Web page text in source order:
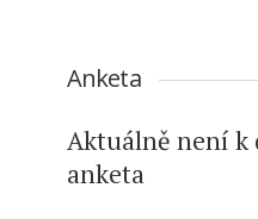
Anketa
Aktuálně není k
anketa